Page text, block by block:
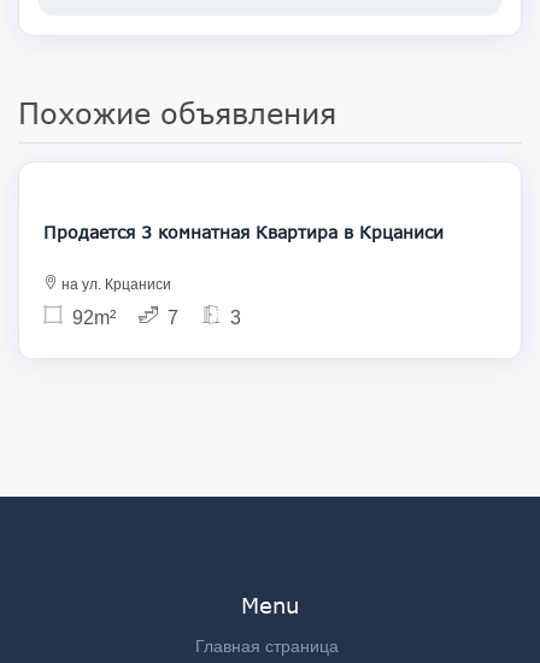
Похожие объявления
210 000
Продается 3 комнатная Квартира в Крцаниси
на ул. Крцаниси
92m² 7 3
Menu
Главная страница